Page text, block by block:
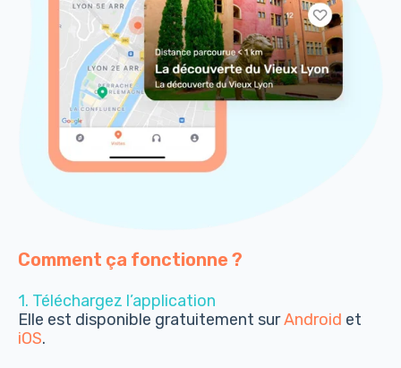
Comment ça fonctionne ?
1. Téléchargez l’application
Elle est disponible gratuitement surAndroid et
iOS.